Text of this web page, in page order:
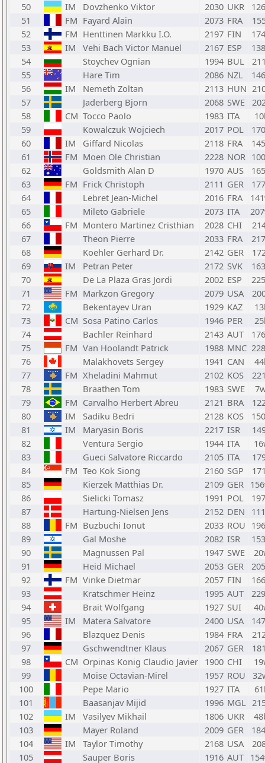
50
IM Dovzhenko Viktor 2030 UKR
51
FM Fayard Alain 2073 FRA
52
FM Henttinen Markku I.O. 2197 FIN
53
IM Vehi Bach Victor Manuel 2167 ESP
54
Stoychev Ognian 1994 BUL
55
Hare Tim 2086 NZL
56
IM Nemeth Zoltan 2113 HUN
57
Jaderberg Bjorn 2068 SWE
58
CM Tocco Paolo 1983 ITA
59
Kowalczuk Wojciech 2017 POL
60
IM Giffard Nicolas 2118 FRA
61
FM Moen Ole Christian 2228 NOR
62
Goldsmith Alan D 1970 AUS
63
FM Frick Christoph 2111 GER
64
Lebret Jean-Michel 2016 FRA
65
Mileto Gabriele 2073 ITA
66
FM Montero Martinez Cristhian 2028 CHI
67
Theon Pierre 2033 FRA
68
Koehler Gerhard Dr. 2142 GER
69
IM Petran Peter 2172 SVK
70
De La Plaza Gras Jordi 2002 ESP
71
FM Markzon Gregory 2079 USA
72
Bekentayev Uran 1929 KAZ
73
CM Sosa Patino Carlos 1946 PER
74
Bachler Reinhard 2143 AUT
75
FM Van Hoolandt Patrick 1988 MNC
76
Malakhovets Sergey 1941 CAN
77
FM Xheladini Mahmut 2102 KOS
78
Braathen Tom 1983 SWE
79
FM Carvalho Herbert Abreu 2121 BRA
80
IM Sadiku Bedri 2128 KOS
81
IM Maryasin Boris 2217 ISR
82
Ventura Sergio 1944 ITA
83
Gueci Salvatore Riccardo 2105 ITA
84
FM Teo Kok Siong 2160 SGP
85
Kierzek Matthias Dr. 2109 GER
86
Sielicki Tomasz 1991 POL
87
Hartung-Nielsen Jens 2152 DEN
88
FM Buzbuchi Ionut 2033 ROU
89
Gal Moshe 2082 ISR
90
Magnussen Pal 1947 SWE
91
Heid Michael 2053 GER
92
FM Vinke Dietmar 2057 FIN
93
Kratschmer Heinz 1995 AUT
94
Brait Wolfgang 1927 SUI
95
IM Matera Salvatore 2400 USA
96
Blazquez Denis 1984 FRA
97
Gschwendtner Klaus 2067 GER
98
CM Orpinas Konig Claudio Javier 1900 CHI
99
Moise Octavian-Mirel 1957 ROU
100
Pepe Mario 1927 ITA
101
Baasanjav Mijid 1996 MGL
102
IM Vasilyev Mikhail 1806 UKR
103
Mayer Roland 2009 GER
104
IM Taylor Timothy 2168 USA
105
Sauper Boris 1916 AUT